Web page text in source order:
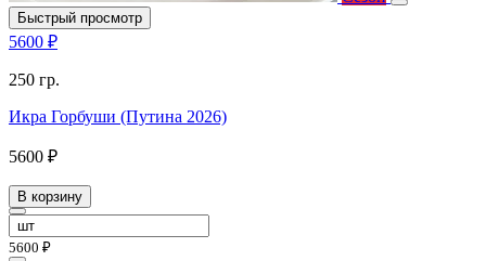
Быстрый просмотр
5600 ₽
250 гр.
Икра Горбуши (Путина 2026)
5600 ₽
В корзину
5600 ₽